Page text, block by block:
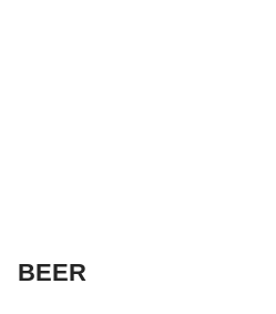
BEER